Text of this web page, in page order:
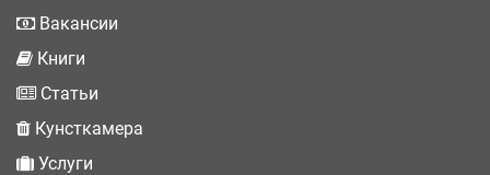
Вакансии
Книги
Статьи
Кунсткамера
Услуги